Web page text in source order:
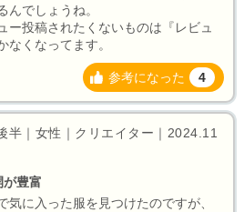
んでしょうね。
ー投稿されたくないものは『レビュ
なくなってます。
参考になった 4
半｜女性｜クリエイター｜2024.11
が豊富
気に入った服を見つけたのですが、